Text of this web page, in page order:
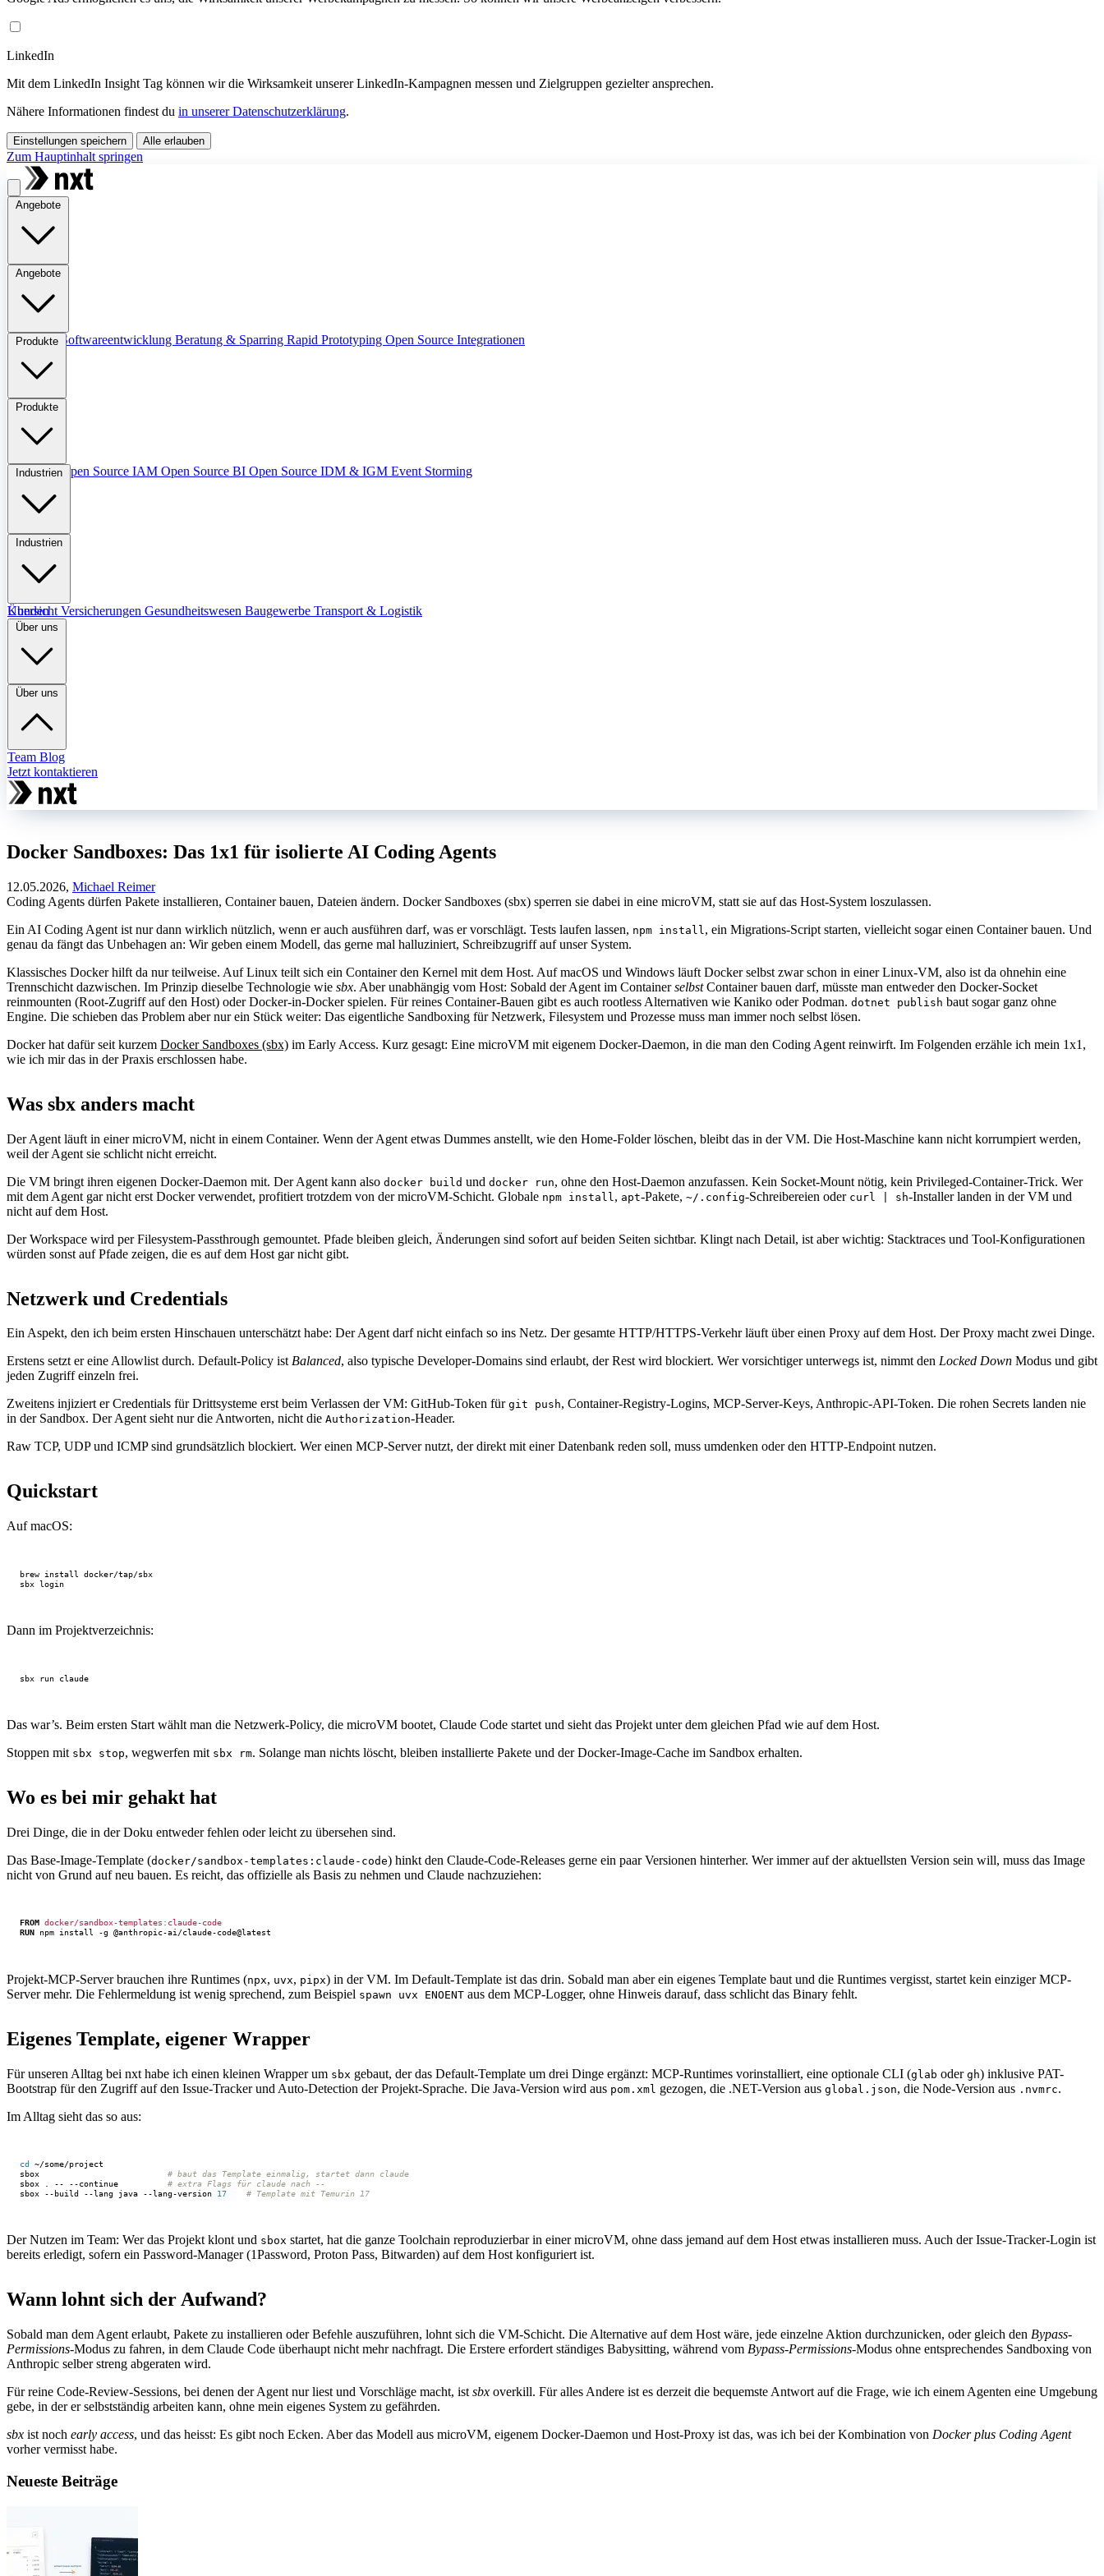
LinkedIn
Mit dem LinkedIn Insight Tag können wir die Wirksamkeit unserer LinkedIn-Kampagnen messen und Zielgruppen gezielter ansprechen.
Nähere Informationen findest du in unserer Datenschutzerklärung.
Einstellungen speichern Alle erlauben
Zum Hauptinhalt springen
Angebote
Angebote
Übersicht Softwareentwicklung Beratung & Sparring Rapid Prototyping Open Source Integrationen
Produkte
Produkte
ÜbersichtOpen Source IAM Open Source BI Open Source IDM & IGM Event Storming
Industrien
Industrien
Übersicht Versicherungen Gesundheitswesen Baugewerbe Transport & Logistik
Kunden
Über uns
Über uns
Team Blog
Jetzt kontaktieren
Docker Sandboxes: Das 1x1 für isolierte AI Coding Agents
12.05.2026, Michael Reimer
Coding Agents dürfen Pakete installieren, Container bauen, Dateien ändern. Docker Sandboxes (sbx) sperren sie dabei in eine microVM, statt sie auf das Host-System loszulassen.
Ein AI Coding Agent ist nur dann wirklich nützlich, wenn er auch ausführen darf, was er vorschlägt. Tests laufen lassen, npm install , ein Migrations-Script starten, vielleicht sogar einen Container bauen. Und
genau da fängt das Unbehagen an: Wir geben einem Modell, das gerne mal halluziniert, Schreibzugriff auf unser System.
Klassisches Docker hilft da nur teilweise. Auf Linux teilt sich ein Container den Kernel mit dem Host. Auf macOS und Windows läuft Docker selbst zwar schon in einer Linux-VM, also ist da ohnehin eine
Trennschicht dazwischen. Im Prinzip dieselbe Technologie wie sbx. Aber unabhängig vom Host: Sobald der Agent im ContainerselbstContainer bauen darf, müsste man entweder den Docker-Socket
reinmounten (Root-Zugriff auf den Host) oder Docker-in-Docker spielen. Für reines Container-Bauen gibt es auch rootless Alternativen wie Kaniko oder Podman. dotnet publish baut sogar ganz ohne
Engine. Die schieben das Problem aber nur ein Stück weiter: Das eigentliche Sandboxing für Netzwerk, Filesystem und Prozesse muss man immer noch selbst lösen.
Docker hat dafür seit kurzem Docker Sandboxes (sbx) im Early Access. Kurz gesagt: Eine microVM mit eigenem Docker-Daemon, in die man den Coding Agent reinwirft. Im Folgenden erzähle ich mein 1x1,
wie ich mir das in der Praxis erschlossen habe.
Was sbx anders macht
Der Agent läuft in einer microVM, nicht in einem Container. Wenn der Agent etwas Dummes anstellt, wie den Home-Folder löschen, bleibt das in der VM. Die Host-Maschine kann nicht korrumpiert werden,
weil der Agent sie schlicht nicht erreicht.
Die VM bringt ihren eigenen Docker-Daemon mit. Der Agent kann also docker build und docker run, ohne den Host-Daemon anzufassen. Kein Socket-Mount nötig, kein Privileged-Container-Trick. Wer
mit dem Agent gar nicht erst Docker verwendet, profitiert trotzdem von der microVM-Schicht. Globale npm install , apt-Pakete, ~/.config-Schreibereien oder curl | sh-Installer landen in der VM und
nicht auf dem Host.
Der Workspace wird per Filesystem-Passthrough gemountet. Pfade bleiben gleich, Änderungen sind sofort auf beiden Seiten sichtbar. Klingt nach Detail, ist aber wichtig: Stacktraces und Tool-Konfigurationen
würden sonst auf Pfade zeigen, die es auf dem Host gar nicht gibt.
Netzwerk und Credentials
Ein Aspekt, den ich beim ersten Hinschauen unterschätzt habe: Der Agent darf nicht einfach so ins Netz. Der gesamte HTTP/HTTPS-Verkehr läuft über einen Proxy auf dem Host. Der Proxy macht zwei Dinge.
Erstens setzt er eine Allowlist durch. Default-Policy istBalanced, also typische Developer-Domains sind erlaubt, der Rest wird blockiert. Wer vorsichtiger unterwegs ist, nimmt den Locked Down Modus und gibt
jeden Zugriff einzeln frei.
Zweitens injiziert er Credentials für Drittsysteme erst beim Verlassen der VM: GitHub-Token für git push, Container-Registry-Logins, MCP-Server-Keys, Anthropic-API-Token. Die rohen Secrets landen nie
in der Sandbox. Der Agent sieht nur die Antworten, nicht die Authorization-Header.
Raw TCP, UDP und ICMP sind grundsätzlich blockiert. Wer einen MCP-Server nutzt, der direkt mit einer Datenbank reden soll, muss umdenken oder den HTTP-Endpoint nutzen.
Quickstart
Auf macOS:
Dann im Projektverzeichnis:
Das war’s. Beim ersten Start wählt man die Netzwerk-Policy, die microVM bootet, Claude Code startet und sieht das Projekt unter dem gleichen Pfad wie auf dem Host.
Stoppen mit sbx stop, wegwerfen mit sbx rm. Solange man nichts löscht, bleiben installierte Pakete und der Docker-Image-Cache im Sandbox erhalten.
Wo es bei mir gehakt hat
Drei Dinge, die in der Doku entweder fehlen oder leicht zu übersehen sind.
Das Base-Image-Template (docker/sandbox-templates:claude-code) hinkt den Claude-Code-Releases gerne ein paar Versionen hinterher. Wer immer auf der aktuellsten Version sein will, muss das Image
nicht von Grund auf neu bauen. Es reicht, das offizielle als Basis zu nehmen und Claude nachzuziehen:
FROM docker/sandbox-templates:claude-code
RUN npm install -g @anthropic-ai/claude-code@latest
Projekt-MCP-Server brauchen ihre Runtimes (npx, uvx, pipx) in der VM. Im Default-Template ist das drin. Sobald man aber ein eigenes Template baut und die Runtimes vergisst, startet kein einziger MCP-
Server mehr. Die Fehlermeldung ist wenig sprechend, zum Beispiel spawn uvx ENOENT aus dem MCP-Logger, ohne Hinweis darauf, dass schlicht das Binary fehlt.
Eigenes Template, eigener Wrapper
Für unseren Alltag bei nxt habe ich einen kleinen Wrapper um sbx gebaut, der das Default-Template um drei Dinge ergänzt: MCP-Runtimes vorinstalliert, eine optionale CLI (glab oder gh) inklusive PAT-
Bootstrap für den Zugriff auf den Issue-Tracker und Auto-Detection der Projekt-Sprache. Die Java-Version wird aus pom.xml gezogen, die .NET-Version aus global.json, die Node-Version aus .nvmrc.
Im Alltag sieht das so aus:
cd
sbox # baut das Template einmalig, startet dann claude
sbox . -- --continue # extra Flags für claude nach --
sbox --build --lang java --lang-version 17 # Template mit Temurin 17
Der Nutzen im Team: Wer das Projekt klont und sbox startet, hat die ganze Toolchain reproduzierbar in einer microVM, ohne dass jemand auf dem Host etwas installieren muss. Auch der Issue-Tracker-Login ist
bereits erledigt, sofern ein Password-Manager (1Password, Proton Pass, Bitwarden) auf dem Host konfiguriert ist.
Wann lohnt sich der Aufwand?
Sobald man dem Agent erlaubt, Pakete zu installieren oder Befehle auszuführen, lohnt sich die VM-Schicht. Die Alternative auf dem Host wäre, jede einzelne Aktion durchzunicken, oder gleich den Bypass-
Permissions-Modus zu fahren, in dem Claude Code überhaupt nicht mehr nachfragt. Die Erstere erfordert ständiges Babysitting, während vom Bypass-Permissions-Modus ohne entsprechendes Sandboxing von
Anthropic selber streng abgeraten wird.
Für reine Code-Review-Sessions, bei denen der Agent nur liest und Vorschläge macht, ist sbx overkill. Für alles Andere ist es derzeit die bequemste Antwort auf die Frage, wie ich einem Agenten eine Umgebung
gebe, in der er selbstständig arbeiten kann, ohne mein eigenes System zu gefährden.
sbx ist noch early access, und das heisst: Es gibt noch Ecken. Aber das Modell aus microVM, eigenem Docker-Daemon und Host-Proxy ist das, was ich bei der Kombination von Docker plus Coding Agent
vorher vermisst habe.
Neueste Beiträge